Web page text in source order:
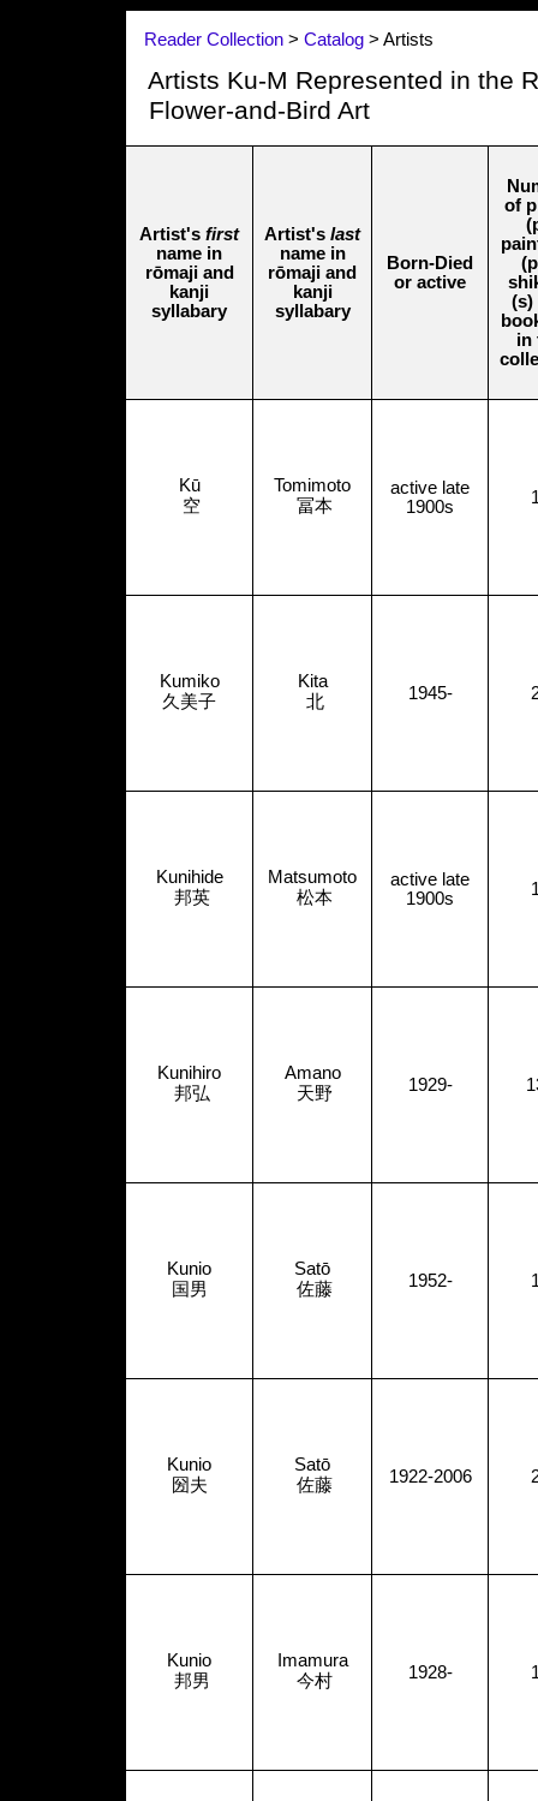
Reader Collection >Catalog > Artists
Artists Ku-M Represented in the
Flower-and-Bird Art
Artist'sfirst
name in
rōmaji and
kanji
syllabary
Artist's last
name in
rōmaji and
kanji
syllabary
Born-Died
or active
of
(s)
in
Kū
空
Tomimoto
冨本
active late
1900s
Kumiko
久美子
Kita
北
1945-
Kunihide
邦英
Matsumoto
松本
active late
1900s
Kunihiro
邦弘
Amano
天野
1929-
Kunio
国男
Satō
佐藤
1952-
Kunio
圀夫
Satō
佐藤
1922-2006
Kunio
邦男
Imamura
今村
1928-